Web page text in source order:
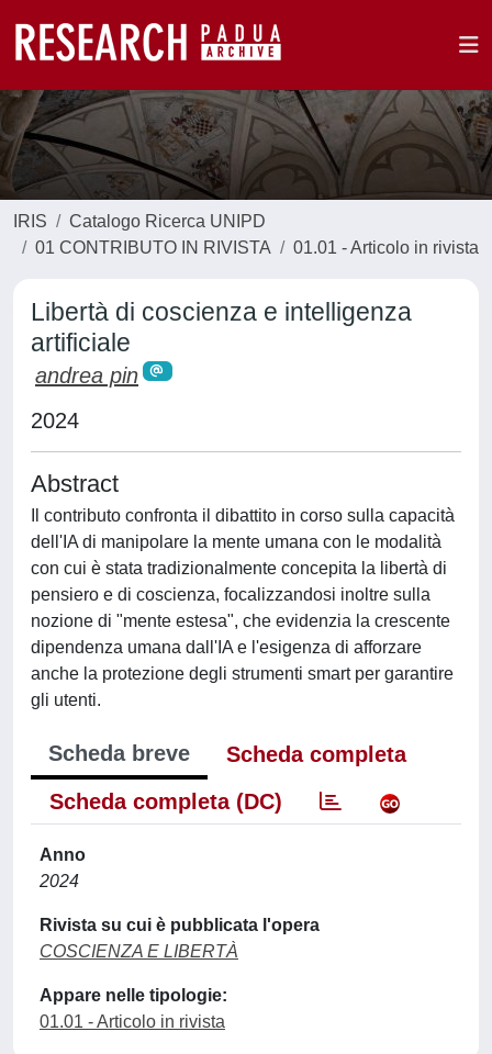
IRIS
Catalogo Ricerca UNIPD
01 CONTRIBUTO IN RIVISTA
01.01 - Articolo in rivista
Libertà di coscienza e intelligenza
artificiale
andrea pin
2024
Abstract
Il contributo confronta il dibattito in corso sulla capacità
dell'IA di manipolare la mente umana con le modalità
con cui è stata tradizionalmente concepita la libertà di
pensiero e di coscienza, focalizzandosi inoltre sulla
nozione di "mente estesa", che evidenzia la crescente
dipendenza umana dall'IA e l'esigenza di afforzare
anche la protezione degli strumenti smart per garantire
gli utenti.
Scheda breve
Scheda completa
Scheda completa (DC)
Anno
2024
Rivista su cui è pubblicata l'opera
COSCIENZA E LIBERTÀ
Appare nelle tipologie:
01.01 - Articolo in rivista